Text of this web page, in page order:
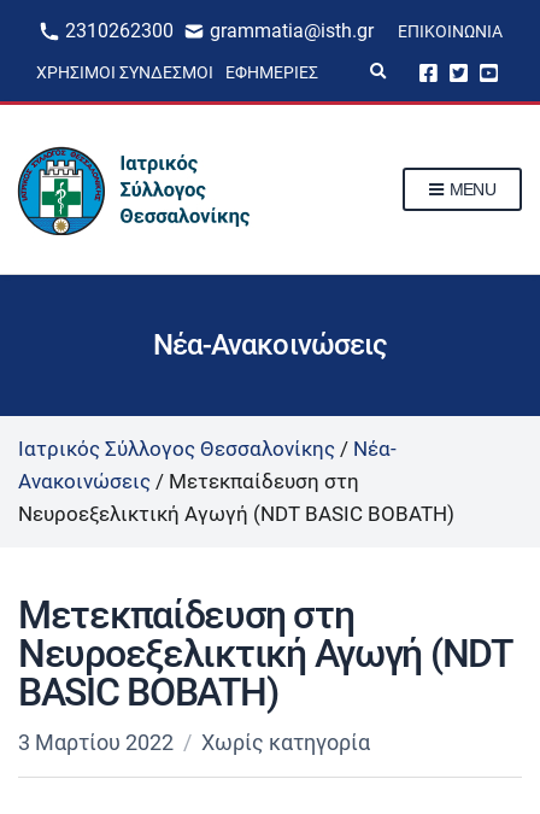
2310262300 grammatia@isth.gr ΕΠΙΚΟΙΝΩΝΊΑ
ΧΡΉΣΙΜΟΙ ΣΎΝΔΕΣΜΟΙ ΕΦΗΜΕΡΊΕΣ
p
m
MENU
Νέα-Ανακοινώσεις
Ιατρικός Σύλλογος Θεσσαλονίκης / Νέα-
Ανακοινώσεις / Μετεκπαίδευση στη
Νευροεξελικτική Αγωγή (ΝDT BASIC BOBATH)
Μετεκπαίδευση στη
Νευροεξελικτική Αγωγή (ΝDT
BASIC BOBATH)
3 Μαρτίου 2022 Χωρίς κατηγορία